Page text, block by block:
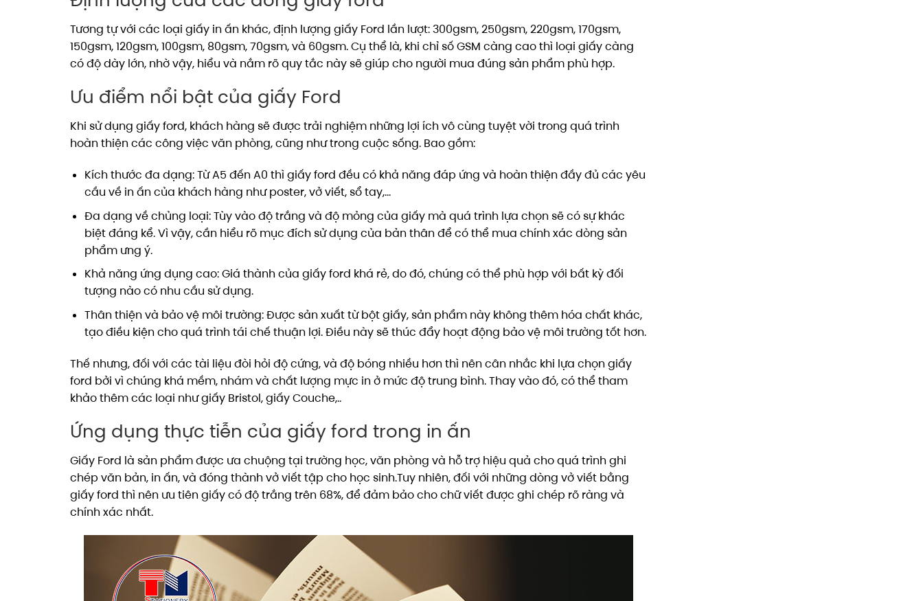
Tương tự với các loại giấy in ấn khác, định lượng giấy Ford lần lượt: 300gsm, 250gsm, 220gsm, 170gsm,
150gsm, 120gsm, 100gsm, 80gsm, 70gsm, và 60gsm. Cụ thể là, khi chỉ số GSM càng cao thì loại giấy càng
có độ dày lớn, nhờ vậy, hiểu và nắm rõ quy tắc này sẽ giúp cho người mua đúng sản phẩm phù hợp.
Ưu điểm nổi bật của giấy Ford
Khi sử dụng giấy ford, khách hàng sẽ được trải nghiệm những lợi ích vô cùng tuyệt vời trong quá trình
hoàn thiện các công việc văn phòng, cũng như trong cuộc sống. Bao gồm:
Kích thước đa dạng: Từ A5 đến A0 thì giấy ford đều có khả năng đáp ứng và hoàn thiện đầy đủ các yêu
cầu về in ấn của khách hàng như poster, vở viết, sổ tay,…
Đa dạng về chủng loại: Tùy vào độ trắng và độ mỏng của giấy mà quá trình lựa chọn sẽ có sự khác
biệt đáng kể. Vì vậy, cần hiểu rõ mục đích sử dụng của bản thân để có thể mua chính xác dòng sản
phẩm ưng ý.
Khả năng ứng dụng cao: Giá thành của giấy ford khá rẻ, do đó, chúng có thể phù hợp với bất kỳ đối
tượng nào có nhu cầu sử dụng.
Thân thiện và bảo vệ môi trường: Được sản xuất từ bột giấy, sản phẩm này không thêm hóa chất khác,
tạo điều kiện cho quá trình tái chế thuận lợi. Điều này sẽ thúc đẩy hoạt động bảo vệ môi trường tốt hơn.
Thế nhưng, đối với các tài liệu đòi hỏi độ cứng, và độ bóng nhiều hơn thì nên cân nhắc khi lựa chọn giấy
ford bởi vì chúng khá mềm, nhám và chất lượng mực in ở mức độ trung bình. Thay vào đó, có thể tham
khảo thêm các loại như giấy Bristol, giấy Couche,..
Ứng dụng thực tiễn của giấy ford trong in ấn
Giấy Ford là sản phẩm được ưa chuộng tại trường học, văn phòng và hỗ trợ hiệu quả cho quá trình ghi
chép văn bản, in ấn, và đóng thành vở viết tập cho học sinh.Tuy nhiên, đối với những dòng vở viết bằng
giấy ford thì nên ưu tiên giấy có độ trắng trên 68%, để đảm bảo cho chữ viết được ghi chép rõ ràng và
chính xác nhất.